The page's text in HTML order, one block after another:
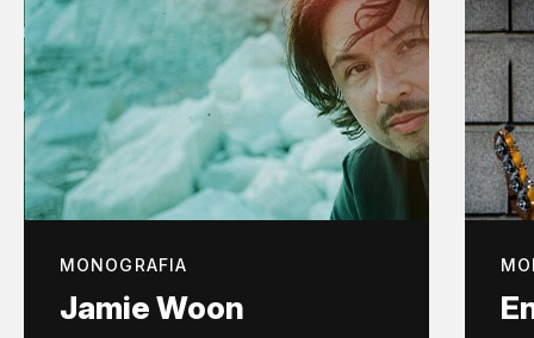
MONOGRAFIA
Jamie Woon